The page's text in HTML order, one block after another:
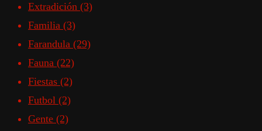
Extradición (3)
Familia (3)
Farandula (29)
Fauna (22)
Fiestas (2)
Futbol (2)
Gente (2)